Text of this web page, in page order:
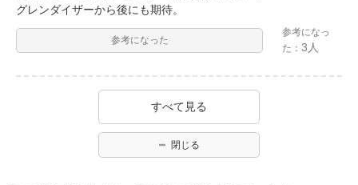
グレンダイザーから後にも期待。
参考になった
参考になっ
た：3人
すべて見る
閉じる